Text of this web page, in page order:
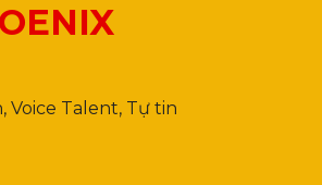
Voice Talent, Tự tin